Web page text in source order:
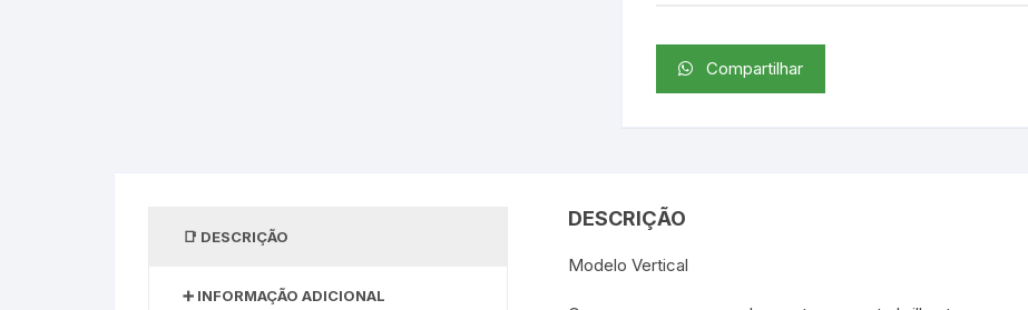
Compartilhar
DESCRIÇÃO
INFORMAÇÃO ADICIONAL
DESCRIÇÃO
Modelo Vertical